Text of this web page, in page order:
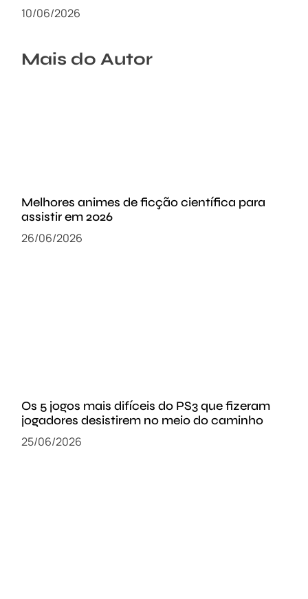
10/06/2026
Mais do Autor
Melhores animes de ficção científica para
assistir em 2026
26/06/2026
Os 5 jogos mais difíceis do PS3 que fizeram
jogadores desistirem no meio do caminho
25/06/2026